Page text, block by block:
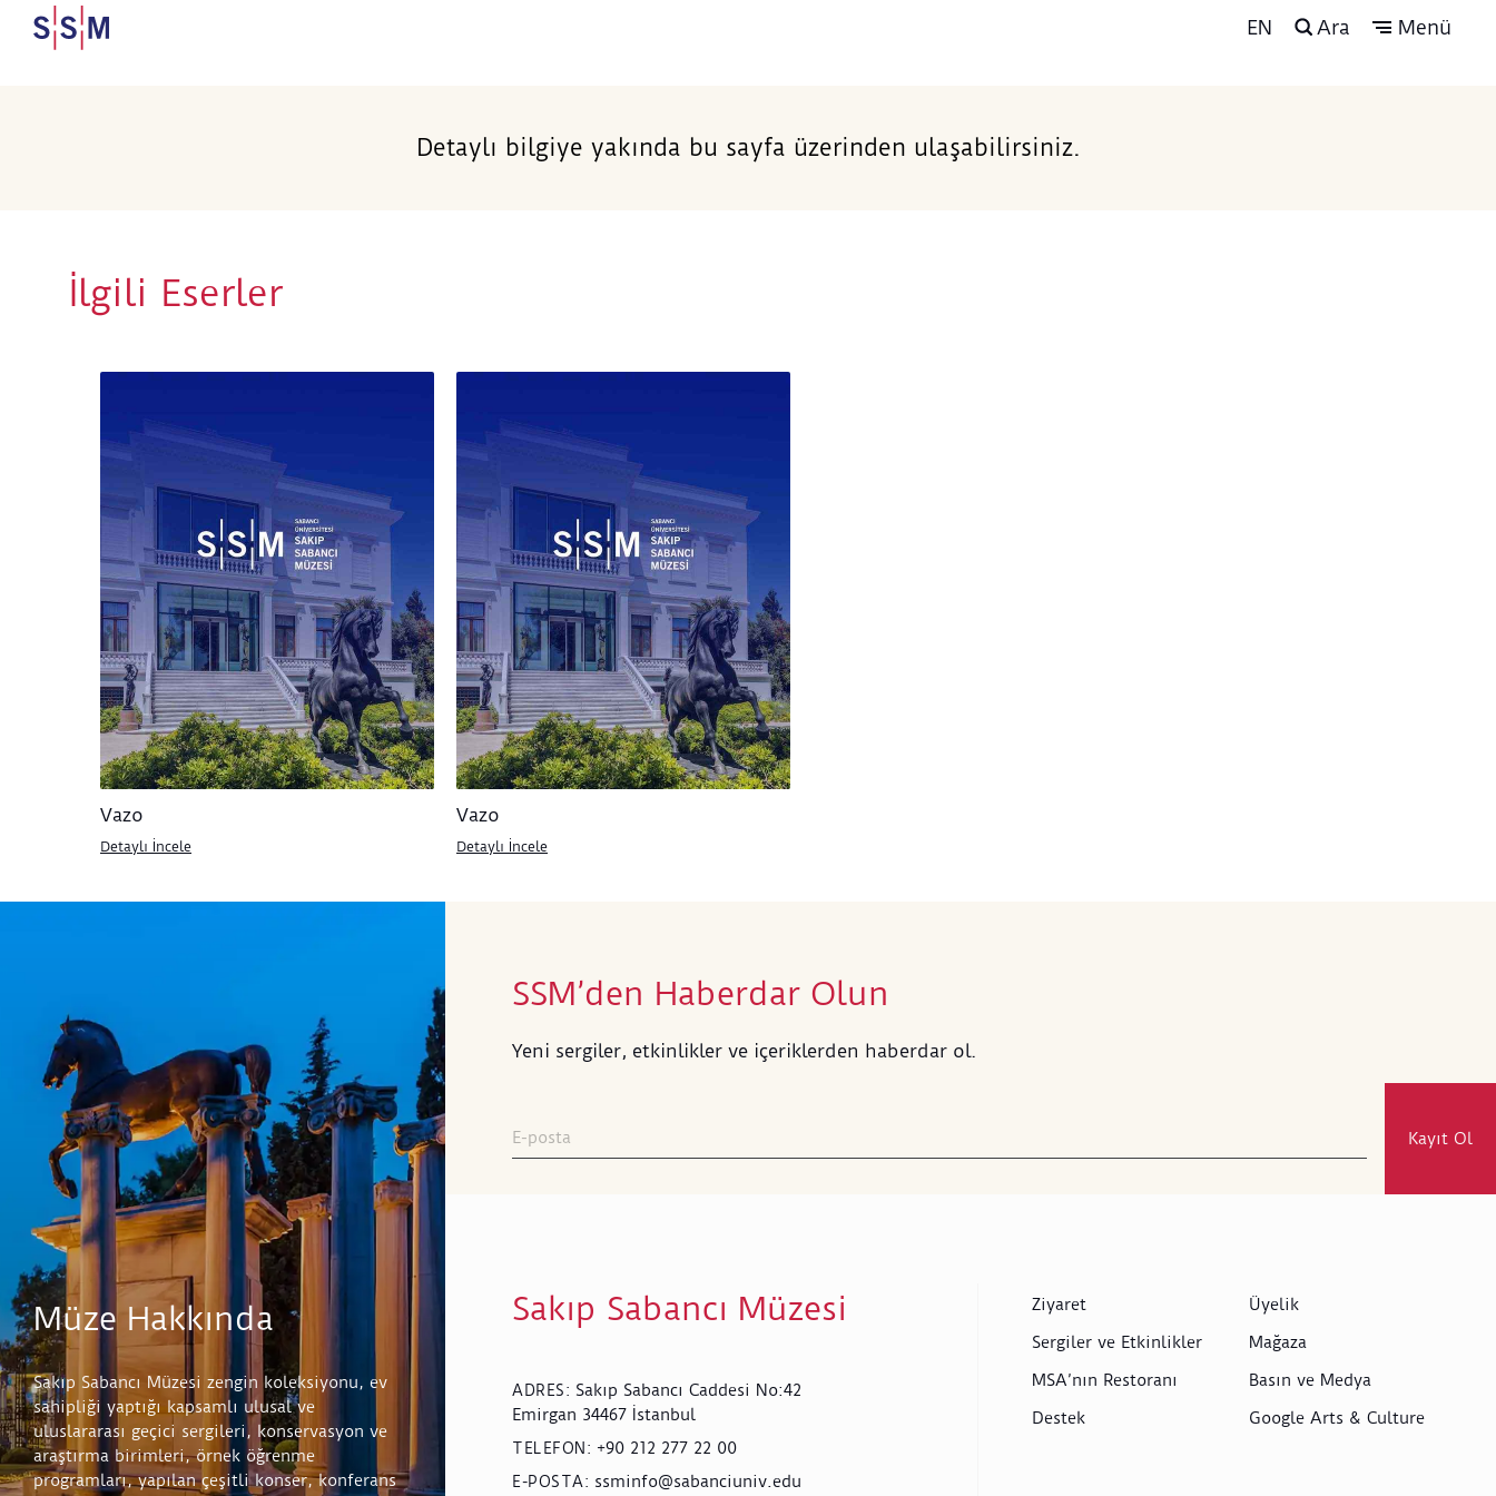
EN Ara Menü
Detaylı bilgiye yakında bu sayfa üzerinden ulaşabilirsiniz.
İlgili Eserler
Vazo
Detaylı İncele
Vazo
Detaylı İncele
Müze Hakkında
Sakıp Sabancı Müzesi zengin koleksiyonu, ev
sahipliği yaptığı kapsamlı ulusal ve
uluslararası geçici sergileri, konservasyon ve
araştırma birimleri, örnek öğrenme
programları, yapılan çeşitli konser, konferans
SSM’den Haberdar Olun
Yeni sergiler, etkinlikler ve içeriklerden haberdar ol.
Kayıt Ol
Sakıp Sabancı Müzesi
ADRES: Sakıp Sabancı Caddesi No:42
Emirgan 34467 İstanbul
TELEFON : +90 212 277 22 00
E-POSTA: ssminfo@sabanciuniv.edu
Ziyaret
Sergiler ve Etkinlikler
MSA’nın Restoranı
Destek
Üyelik
Mağaza
Basın ve Medya
Google Arts & Culture